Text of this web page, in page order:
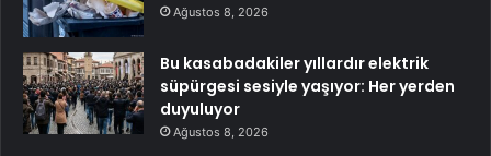
Ağustos 8, 2026
Bu kasabadakiler yıllardır elektrik
süpürgesi sesiyle yaşıyor: Her yerden
duyuluyor
Ağustos 8, 2026